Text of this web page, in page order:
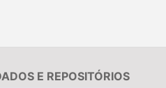
E REPOSITÓRIOS